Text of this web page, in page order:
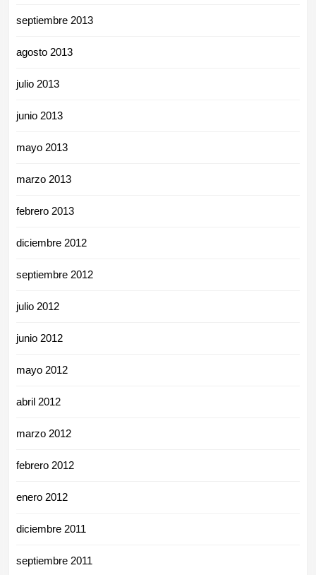
septiembre 2013
agosto 2013
julio 2013
junio 2013
mayo 2013
marzo 2013
febrero 2013
diciembre 2012
septiembre 2012
julio 2012
junio 2012
mayo 2012
abril 2012
marzo 2012
febrero 2012
enero 2012
diciembre 2011
septiembre 2011